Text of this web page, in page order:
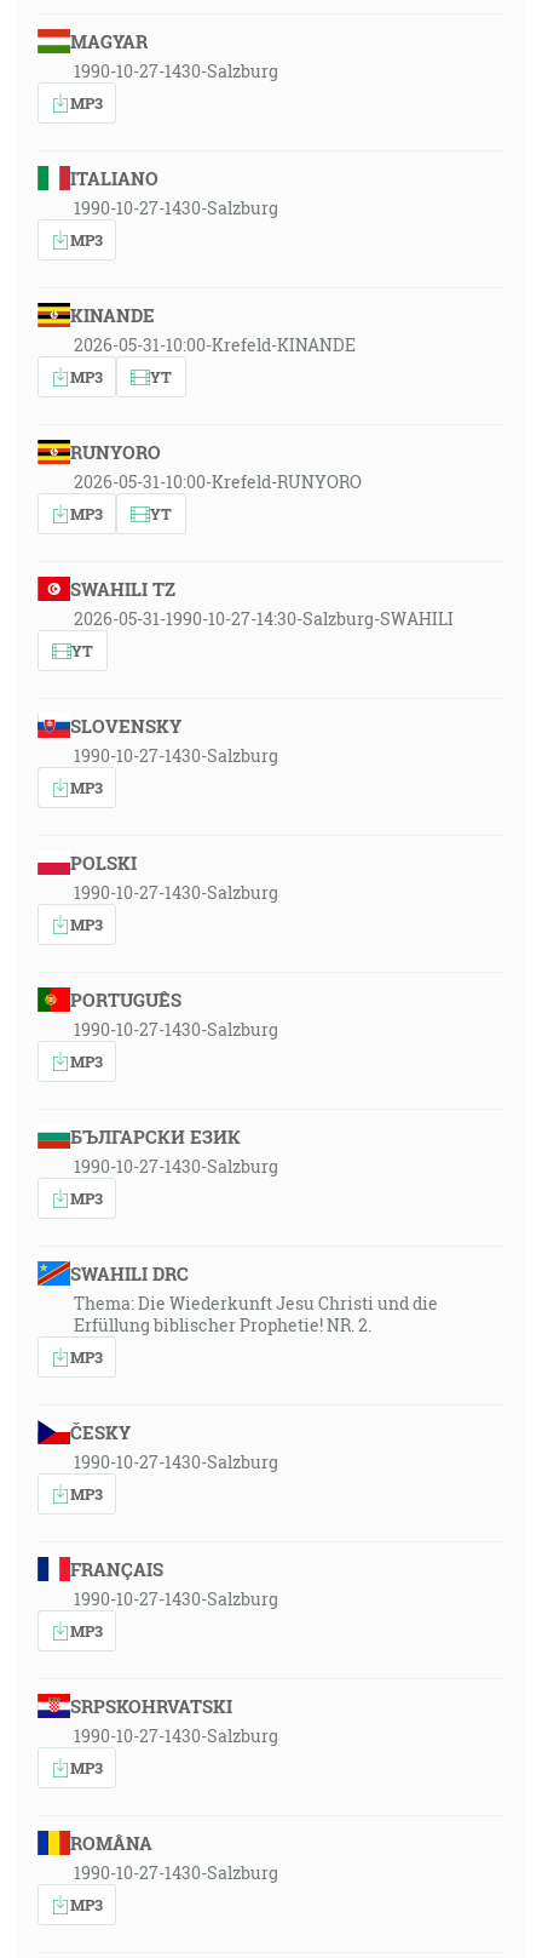
MAGYAR
1990-10-27-1430-Salzburg
MP3
ITALIANO
1990-10-27-1430-Salzburg
MP3
KINANDE
2026-05-31-10:00-Krefeld-KINANDE
MP3 YT
RUNYORO
2026-05-31-10:00-Krefeld-RUNYORO
MP3 YT
SWAHILI TZ
2026-05-31-1990-10-27-14:30-Salzburg-SWAHILI
YT
SLOVENSKY
1990-10-27-1430-Salzburg
MP3
POLSKI
1990-10-27-1430-Salzburg
MP3
PORTUGUÊS
1990-10-27-1430-Salzburg
MP3
БЪЛГАРСКИ ЕЗИК
1990-10-27-1430-Salzburg
MP3
SWAHILI DRC
Thema: Die Wiederkunft Jesu Christi und die
Erfüllung biblischer Prophetie! NR. 2.
MP3
ČESKY
1990-10-27-1430-Salzburg
MP3
FRANÇAIS
1990-10-27-1430-Salzburg
MP3
SRPSKOHRVATSKI
1990-10-27-1430-Salzburg
MP3
ROMÂNA
1990-10-27-1430-Salzburg
MP3